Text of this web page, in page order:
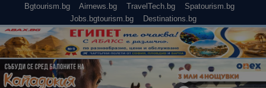
Bgtourism.bg Airnews.bg TravelTech.bg
Spatourism.bg
Jobs.bgtourism.bg
Destinations.bg